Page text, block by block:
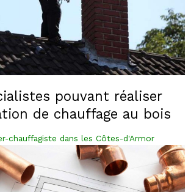
pouvant réaliser
de chauffage au bois
chauffagiste dans les Côtes-d'Armor